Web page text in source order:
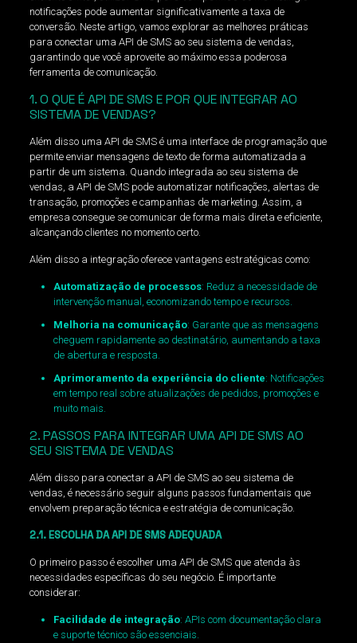
notificações pode aumentar significativamente a taxa de
conversão. Neste artigo, vamos explorar as melhores práticas
para conectar uma API de SMS ao seu sistema de vendas,
garantindo que você aproveite ao máximo essa poderosa
ferramenta de comunicação.
1. O QUE É API DE SMS E POR QUE INTEGRAR AO
SISTEMA DE VENDAS?
Além disso uma API de SMS é uma interface de programação que
permite enviar mensagens de texto de forma automatizada a
partir de um sistema. Quando integrada ao seu sistema de
vendas, a API de SMS pode automatizar notificações, alertas de
transação, promoções e campanhas de marketing. Assim, a
empresa consegue se comunicar de forma mais direta e eficiente,
alcançando clientes no momento certo.
Além disso a integração oferece vantagens estratégicas como:
Automatização de processos: Reduz a necessidade de
intervenção manual, economizando tempo e recursos.
Melhoria na comunicação: Garante que as mensagens
cheguem rapidamente ao destinatário, aumentando a taxa
de abertura e resposta.
Aprimoramento da experiência do cliente: Notificações
em tempo real sobre atualizações de pedidos, promoções e
muito mais.
2. PASSOS PARA INTEGRAR UMA API DE SMS AO
SEU SISTEMA DE VENDAS
Além disso para conectar a API de SMS ao seu sistema de
vendas, é necessário seguir alguns passos fundamentais que
envolvem preparação técnica e estratégia de comunicação.
2.1. ESCOLHA DA API DE SMS ADEQUADA
O primeiro passo é escolher uma API de SMS que atenda às
necessidades específicas do seu negócio. É importante
considerar:
Facilidade de integração: APIs com documentação clara
e suporte técnico são essenciais.